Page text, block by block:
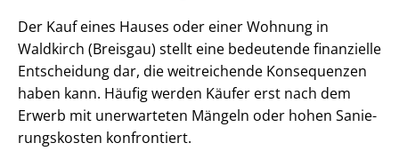
Der Kauf eines Hauses oder einer Wohnung in
Waldkirch (Breisgau) stellt eine bedeutende finanzielle
Entscheidung dar, die weitreichende Konsequenzen
haben kann. Häufig werden Käufer erst nach dem
Erwerb mit unerwarteten Mängeln oder hohen Sa­nie­
rungs­kos­ten konfrontiert.